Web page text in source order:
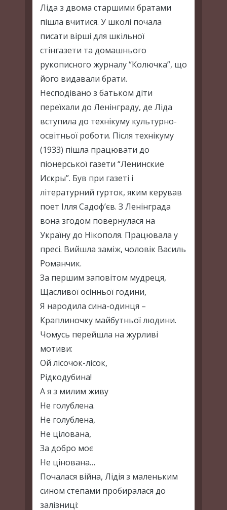
Ліда з двома старшими братами
пішла вчитися. У школі почала
писати вірші для шкільної
стінгазети та домашнього
рукописного журналу “Колючка”, що
його видавали брати.
Несподівано з батьком діти
переїхали до Ленінграду, де Ліда
вступила до технікуму культурно-
освітньої роботи. Після технікуму
(1933) пішла працювати до
піонерської газети “Ленинские
Искры”. Був при газеті і
літературний гурток, яким керував
поет Ілля Садоф’єв. З Ленінграда
вона згодом повернулася на
Україну до Нікополя. Працювала у
пресі. Вийшла заміж, чоловік Василь
Романчик.
За першим заповітом мудреця,
Щасливої осінньої години,
Я народила сина-одинця –
Краплиночку майбутньої людини.
Чомусь перейшла на журливі
мотиви:
Ой лісочок-лісок,
Рідкодубина!
А я з милим живу
Не голублена.
Не голублена,
Не цілована,
За добро моє
Не цінована…
Почалася війна, Лідія з маленьким
сином степами пробиралася до
залізниці: